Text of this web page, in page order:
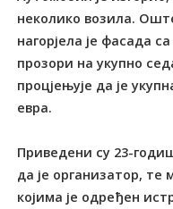
неколико возила.
нагорјела је фасада
прозори на укупно
процјењује да је
евра.
Приведени су 23-
да је организатор, те
којима је одређен